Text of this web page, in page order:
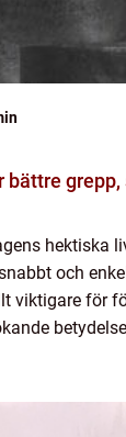
grepp,
hektiska
och
viktigare för